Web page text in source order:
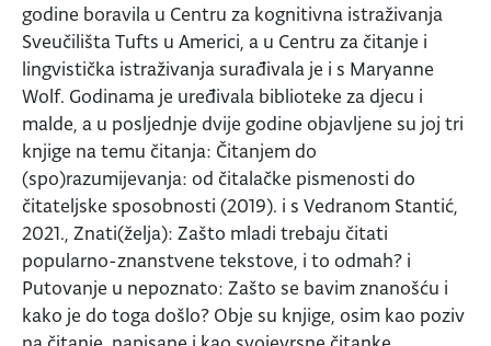
godine boravila u Centru za kognitivna istraživanja
Sveučilišta Tufts u Americi, a u Centru za čitanje i
lingvistička istraživanja surađivala je i s Maryanne
Wolf. Godinama je uređivala biblioteke za djecu i
malde, a u posljednje dvije godine objavljene su joj tri
knjige na temu čitanja: Čitanjem do
(spo)razumijevanja: od čitalačke pismenosti do
čitateljske sposobnosti (2019). i s Vedranom Stantić,
2021., Znati(želja): Zašto mladi trebaju čitati
popularno-znanstvene tekstove, i to odmah? i
Putovanje u nepoznato: Zašto se bavim znanošću i
kako je do toga došlo? Obje su knjige, osim kao poziv